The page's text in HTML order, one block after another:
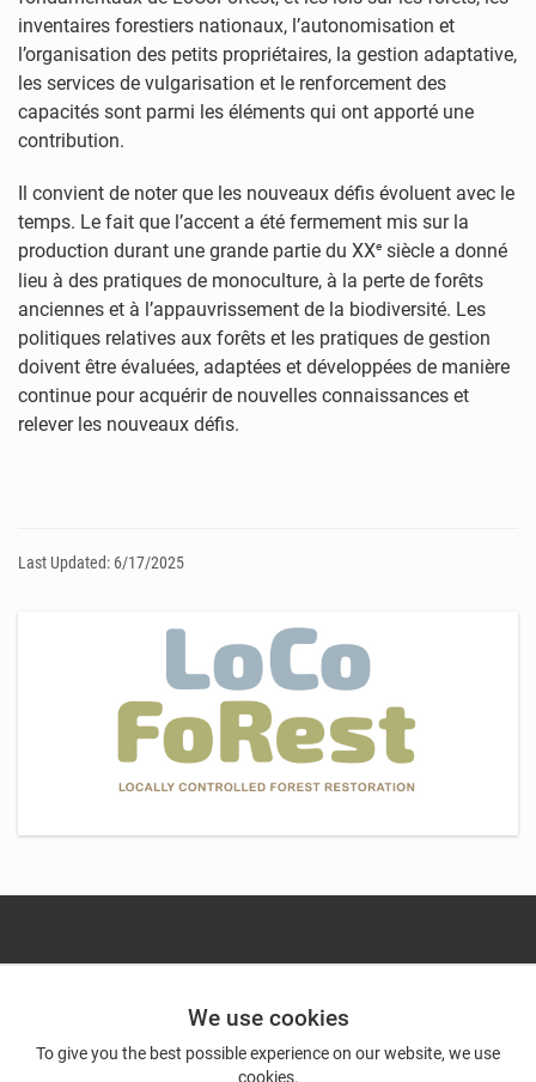
We use cookies
To give you the best possible experience on our website, we use
cookies.
inventaires forestiers nationaux, l’autonomisation et
l’organisation des petits propriétaires, la gestion adaptative,
les services de vulgarisation et le renforcement des
capacités sont parmi les éléments qui ont apporté une
contribution.
Il convient de noter que les nouveaux défis évoluent avec le
temps. Le fait que l’accent a été fermement mis sur la
production durant une grande partie du XXe siècle a donné
lieu à des pratiques de monoculture, à la perte de forêts
anciennes et à l’appauvrissement de la biodiversité. Les
politiques relatives aux forêts et les pratiques de gestion
doivent être évaluées, adaptées et développées de manière
continue pour acquérir de nouvelles connaissances et
relever les nouveaux défis.
Last Updated: 6/17/2025